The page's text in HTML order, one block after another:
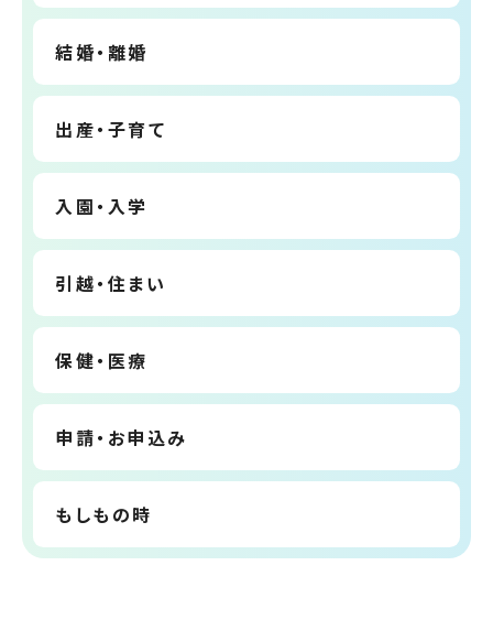
結婚・離婚
出産・子育て
入園・入学
引越・住まい
保健・医療
申請・お申込み
もしもの時